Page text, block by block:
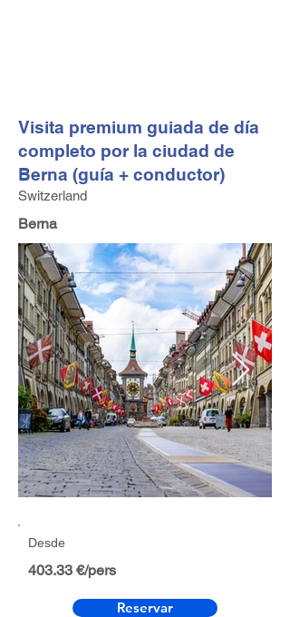
Visita premium guiada de día
completo por la ciudad de
Berna (guía + conductor)
Switzerland
Berna
Desde
403.33 €/pers
Reservar